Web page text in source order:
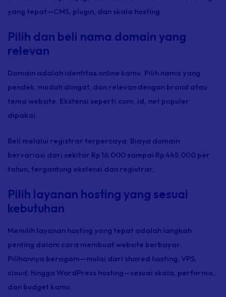
yang tepat—CMS, plugin, dan skala hosting.
Pilih dan beli nama domain yang
relevan
Domain adalah identitas online kamu. Pilih nama yang
pendek, mudah diingat, dan relevan dengan brand atau
tema website. Ekstensi seperti.com,.id,.net populer
dipakai.
Beli melalui registrar terpercaya. Biaya domain
bervariasi dari sekitar Rp 16.000 sampai Rp 445.000 per
tahun, tergantung ekstensi dan registrar.
Pilih layanan hosting yang sesuai
kebutuhan
Memilih layanan hosting yang tepat adalah langkah
penting dalam cara membuat website berbayar.
Pilihannya beragam—mulai dari shared hosting, VPS,
cloud, hingga WordPress hosting—sesuai skala, performa,
dan budget kamu.